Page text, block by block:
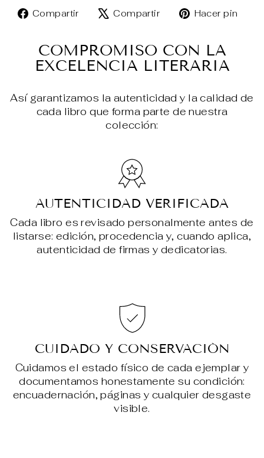
Compartir
Compartir
Compartir
TuitearHacer pin
COMPROMISO CON LA
EXCELENCIA LITERARIA
Así garantizamos la autenticidad y la calidad de
cada libro que forma parte de nuestra
colección:
AUTENTICIDAD VERIFICADA
Cada libro es revisado personalmente antes de
listarse: edición, procedencia y, cuando aplica,
autenticidad de firmas y dedicatorias.
CUIDADO Y CONSERVACIÓN
Cuidamos el estado físico de cada ejemplar y
documentamos honestamente su condición:
encuadernación, páginas y cualquier desgaste
visible.